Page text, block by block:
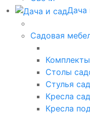
Дача
Садовая
Столы
Стулья
Кресла
Кресла